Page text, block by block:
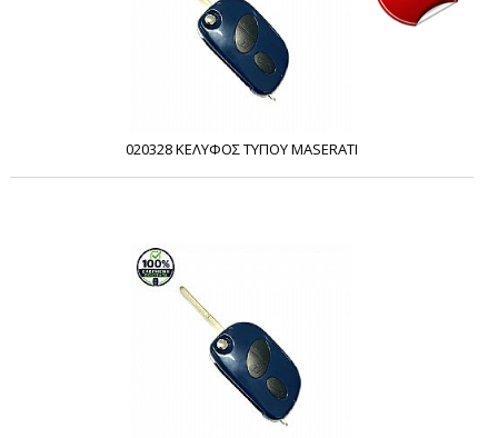
020328 ΚΕΛΥΦΟΣ ΤΥΠΟΥ MASERATI